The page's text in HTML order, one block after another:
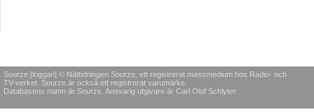
Sourze [loggan] © Nättidningen Sourze, ett registrerat massmedium hos Radio- och
TV-verket. Sourze är också ett registrerat varumärke.
Databasens namn är Sourze. Ansvarig utgivare är Carl Olof Schlyter.